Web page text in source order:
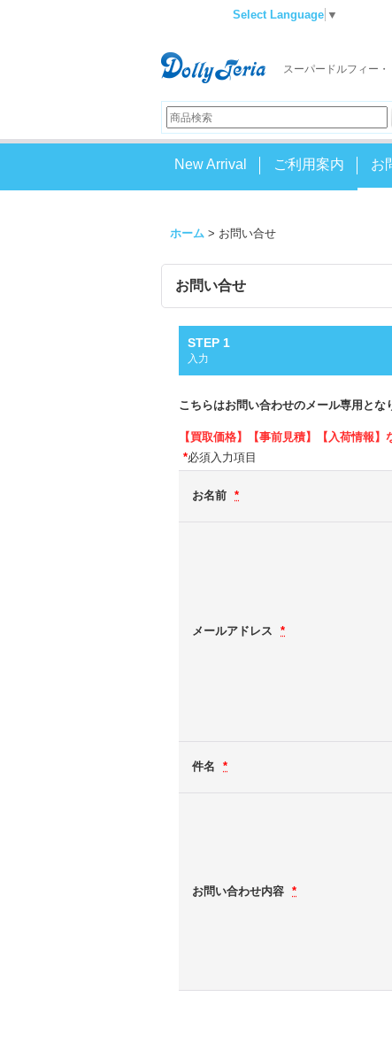
Select Language ▼
スーパードルフィー
New Arrival ご利用案内 お
ホーム > お問い合せ
お問い合せ
STEP 1
入力
こちらはお問い合わせのメール専用とな
【買取価格】【事前見積】【入荷情報
*必須入力項目
お名前 *
メールアドレス *
件名 *
お問い合わせ内容 *